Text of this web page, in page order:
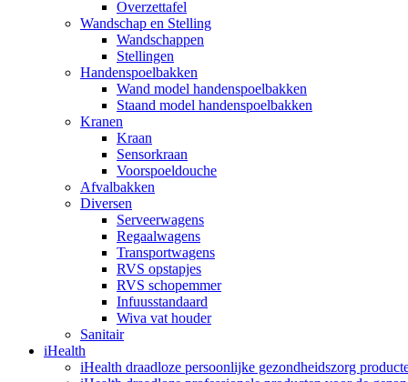
Overzettafel
Wandschap en Stelling
Wandschappen
Stellingen
Handenspoelbakken
Wand model handenspoelbakken
Staand model handenspoelbakken
Kranen
Kraan
Sensorkraan
Voorspoeldouche
Afvalbakken
Diversen
Serveerwagens
Regaalwagens
Transportwagens
RVS opstapjes
RVS schopemmer
Infuusstandaard
Wiva vat houder
Sanitair
iHealth
iHealth draadloze persoonlijke gezondheidszorg